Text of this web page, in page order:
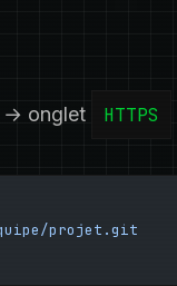
→ onglet HTTPS
projet.git